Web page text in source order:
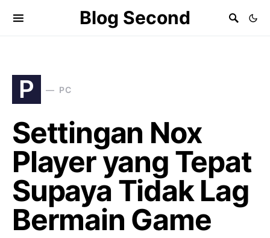
Blog Second
P PC
Settingan Nox
Player yang Tepat
Supaya Tidak Lag
Bermain Game